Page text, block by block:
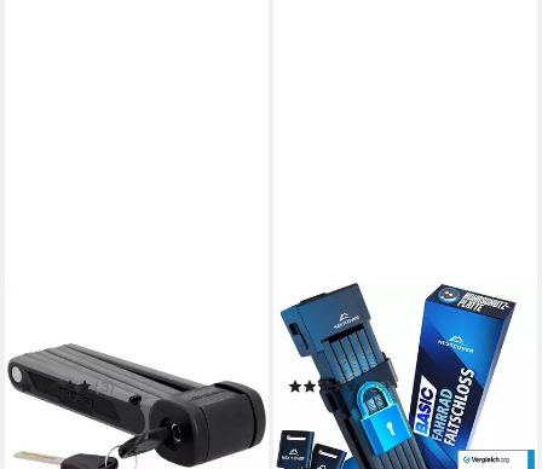
Protec FKS85 85cm mit
Halterung(3)
18,90 € UVP 35,99 €
in 2-3 Werktagen bei dir
NEXTCOVER
Faltschloss NEXTCOVER®
Faltschloss Fahrrad mit
SteelSecure-Technologie
(29)
39,99 € UVP49,99 €
-20%
in 2-3 Werktagen bei dir